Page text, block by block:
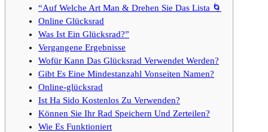
“Auf Welche Art Man & Drehen Sie Das Lista 🌀
Online Glücksrad
Was Ist Ein Glücksrad?”
Vergangene Ergebnisse
Wofür Kann Das Glücksrad Verwendet Werden?
Gibt Es Eine Mindestanzahl Vonseiten Namen?
Online-glücksrad
Ist Ha Sido Kostenlos Zu Verwenden?
Können Sie Ihr Rad Speichern Und Zerteilen?
Wie Es Funktioniert